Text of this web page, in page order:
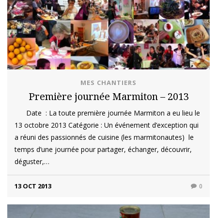
MES CHANTIERS
Première journée Marmiton – 2013
Date : La toute première journée Marmiton a eu lieu le
13 octobre 2013 Catégorie : Un événement d’exception qui
a réuni des passionnés de cuisine (les marmitonautes) le
temps d’une journée pour partager, échanger, découvrir,
déguster,…
13 OCT 2013 0